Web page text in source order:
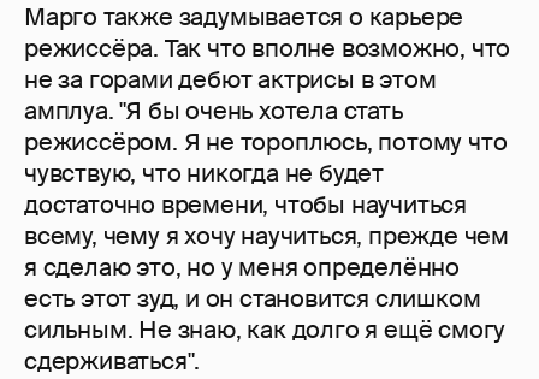
Марго также задумывается о карьере
режиссёра. Так что вполне возможно, что
не за горами дебют актрисы в этом
амплуа. "Я бы очень хотела стать
режиссёром. Я не тороплюсь, потому что
чувствую, что никогда не будет
достаточно времени, чтобы научиться
всему, чему я хочу научиться, прежде чем
я сделаю это, но у меня определённо
есть этот зуд, и он становится слишком
сильным. Не знаю, как долго я ещё смогу
сдерживаться".